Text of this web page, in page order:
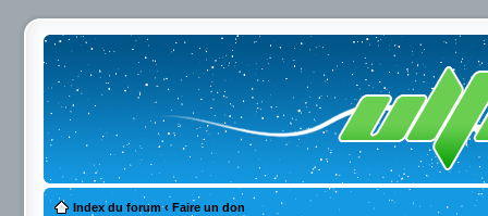
Index du forum ‹ Faire un don